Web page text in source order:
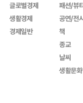
글로벌경제
생활경제
경제일반
패션/뷰
공연/전
책
종교
날씨
생활문